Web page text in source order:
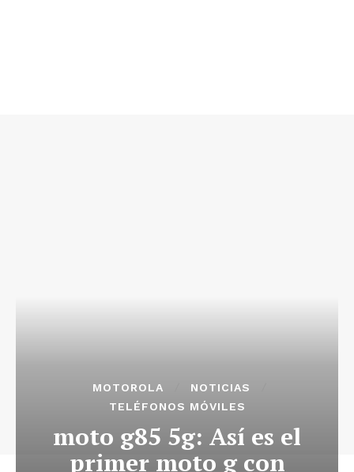
MOTOROLA
NOTICIAS
TELÉFONOS MÓVILES
moto g85 5g: Así es el
primer moto g con